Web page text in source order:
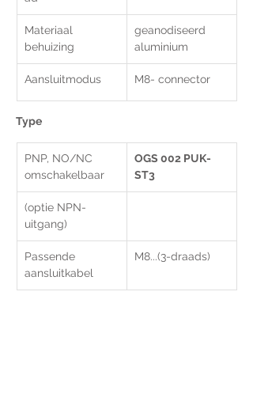
Materiaal
behuizing
geanodiseerd
aluminium
Aansluitmodus M8- connector
Type
PNP, NO/NC
omschakelbaar
OGS 002 PUK-
ST3
(optie NPN-
uitgang)
Passende
aansluitkabel
M8...(3-draads)